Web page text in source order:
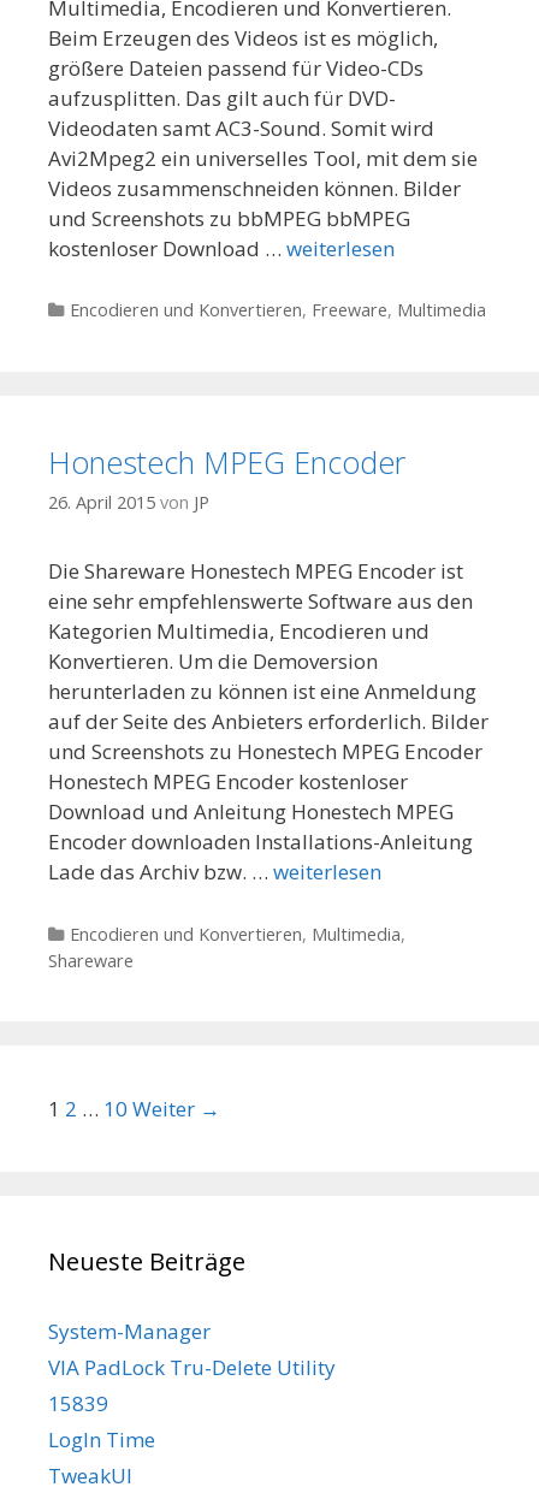
Multimedia, Encodieren und Konvertieren.
Beim Erzeugen des Videos ist es möglich,
größere Dateien passend für Video-CDs
aufzusplitten. Das gilt auch für DVD-
Videodaten samt AC3-Sound. Somit wird
Avi2Mpeg2 ein universelles Tool, mit dem sie
Videos zusammenschneiden können. Bilder
und Screenshots zu bbMPEG bbMPEG
kostenloser Download … weiterlesen
Kategorien
Encodieren und Konvertieren, Freeware, Multimedia
Honestech MPEG Encoder
26. April 2015 von JP
Die Shareware Honestech MPEG Encoder ist
eine sehr empfehlenswerte Software aus den
Kategorien Multimedia, Encodieren und
Konvertieren. Um die Demoversion
herunterladen zu können ist eine Anmeldung
auf der Seite des Anbieters erforderlich. Bilder
und Screenshots zu Honestech MPEG Encoder
Honestech MPEG Encoder kostenloser
Download und Anleitung Honestech MPEG
Encoder downloaden Installations-Anleitung
Lade das Archiv bzw. … weiterlesen
Kategorien
Encodieren und Konvertieren, Multimedia,
Shareware
Beitrags-Navigation
1 2 … 10 Weiter →
Neueste Beiträge
System-Manager
VIA PadLock Tru-Delete Utility
15839
LogIn Time
TweakUI